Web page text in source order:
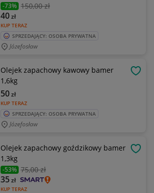
-73% 150,00 zł
KUP TERAZ
40zł
SPRZEDAJĄCY: OSOBA PRYWATNA
Józefosław
Olejek zapachowy kawowy bamer
1,6kg
KUP TERAZ
50zł
SPRZEDAJĄCY: OSOBA PRYWATNA
Józefosław
Olejek zapachowy goździkowy bamer
1,3kg
-53% 75,00 zł
KUP TERAZ
35zł